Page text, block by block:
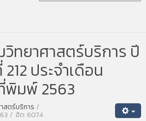
วิทยาศาสตร์บริการ ปี
ประจำเดือน
พิมพ์ 2563
สตร์บริการ
ฮิต: 6074